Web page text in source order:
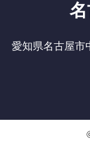
愛知県名古屋市